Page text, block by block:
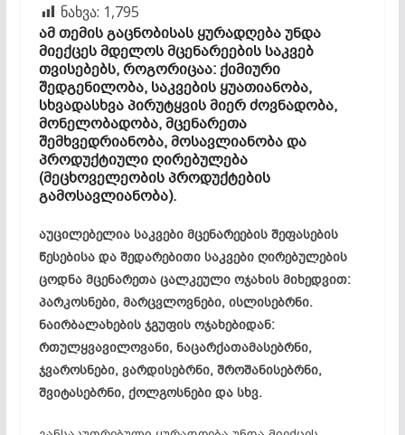
ნახვა: 1,795
ამ თემის გაცნობისას ყურადღება უნდა
მიექცეს მდელოს მცენარეების საკვებ
თვისებებს, როგორიცაა: ქიმიური
შედგენილობა, საკვების ყუათიანობა,
სხვადასხვა პირუტყვის მიერ ძოვნადობა,
მონელობადობა, მცენარეთა
შემხვედრიანობა, მოსავლიანობა და
პროდუქტიული ღირებულება
(მეცხოველეობის პროდუქტების
გამოსავლიანობა).
აუცილებელია საკვები მცენარეების შეფასების
წესებისა და შედარებითი საკვები ღირებულების
ცოდნა მცენარეთა ცალკეული ოჯახის მიხედვით:
პარკოსნები, მარცვლოვნები, ისლისებრნი.
ნაირბალახების ჯგუფის ოჯახებიდან:
რთულყვავილოვანი, ნაცარქათამასებრნი,
ჯვაროსნები, ვარდისებრნი, შროშანისებრნი,
შვიტასებრნი, ქოლგოსნები და სხვ.